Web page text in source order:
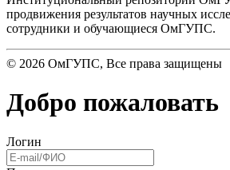
продвижения результатов научных
сотрудники и обучающиеся ОмГУПС.
© 2026 ОмГУПС, Все права защищены
Добро пожаловать
Логин